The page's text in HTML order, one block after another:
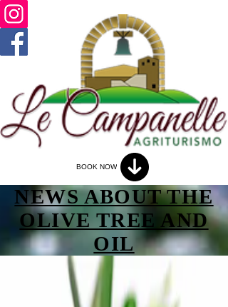
BOOK NOW
NEWS ABOUT THE
OLIVE TREE AND
OIL